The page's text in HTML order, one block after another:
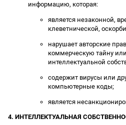
информацию, которая:
является незаконной,
клеветнической,
нарушает авторские
коммерческую тайну
интеллектуальной
содержит вирусы или
компьютерные коды;
является
4. ИНТЕЛЛЕКТУАЛЬНАЯ